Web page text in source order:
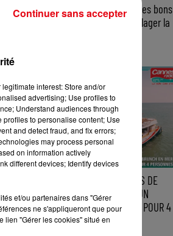
Coup de soleil : les bons
gestes pour soulager la
JEU LES PANIERS DE
L'ETE : GAGNEZ UN
BRUNCH EN MER POUR 4
PERSONNES...
interest: Store and/or
advertising; Use profiles to
Understand audiences through
to personalise content; Use
and detect fraud, and fix errors;
may process personal
on information actively
different devices; Identify devices
et/ou partenaires dans "Gérer
ne s'appliqueront que pour
lien "Gérer les cookies" situé en
Continuer sans accepter